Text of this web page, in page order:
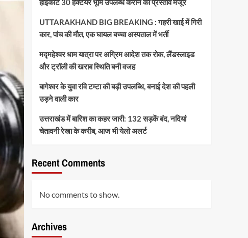
हाईकोर्ट 30 हेक्टेयर भूमि उपलब्ध कराने का प्रस्ताव मंजूर
UTTARAKHAND BIG BREAKING : गहरी खाई में गिरी
कार, पांच की मौत, एक घायल बच्चा अस्पताल में भर्ती
मद्महेश्वर धाम यात्रा पर अग्रिम आदेश तक रोक, लैंडस्लाइड
और ट्रॉली की खराब स्थिति बनी वजह
बागेश्वर के युवा रवि टम्टा की बड़ी उपलब्धि, बनाई देश की पहली
उड़ने वाली कार
उत्तराखंड में बारिश का कहर जारी: 132 सड़कें बंद, नदियां
चेतावनी रेखा के करीब, आज भी येलो अलर्ट
Recent Comments
No comments to show.
Archives